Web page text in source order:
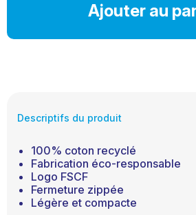
Ajouter au
Descriptifs du produit
100% coton recyclé
Fabrication éco-responsable
Logo FSCF
Fermeture zippée
Légère et compacte